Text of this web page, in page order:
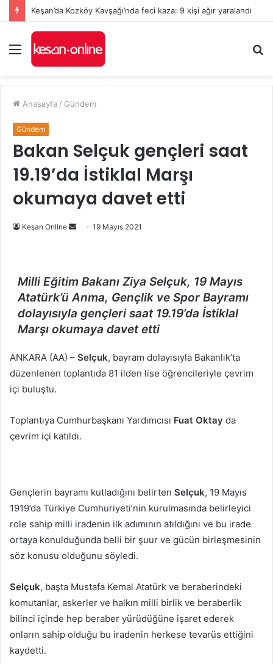
Keşan’da Kozköy Kavşağı’nda feci kaza: 9 kişi ağır yaralandı
Menü
...
Anasayfa / Gündem
Gündem
Bakan Selçuk gençleri saat
19.19’da İstiklal Marşı
okumaya davet etti
Keşan Online
Bir
19 Mayıs 2021
Milli Eğitim Bakanı Ziya Selçuk, 19 Mayıs
Atatürk’ü Anma, Gençlik ve Spor Bayramı
dolayısıyla gençleri saat 19.19’da İstiklal
Marşı okumaya davet etti
ANKARA (AA) – Selçuk, bayram dolayısıyla Bakanlık’ta
düzenlenen toplantıda 81 ilden lise öğrencileriyle çevrim
içi buluştu.
Toplantıya Cumhurbaşkanı Yardımcısı Fuat Oktay da
çevrim içi katıldı.
Gençlerin bayramı kutladığını belirten Selçuk, 19 Mayıs
1919’da Türkiye Cumhuriyeti’nin kurulmasında belirleyici
role sahip milli iradenin ilk adımının atıldığını ve bu irade
ortaya konulduğunda belli bir şuur ve gücün birleşmesinin
söz konusu olduğunu söyledi.
Selçuk, başta Mustafa Kemal Atatürk ve beraberindeki
komutanlar, askerler ve halkın milli birlik ve beraberlik
bilinci içinde hep beraber yürüdüğüne işaret ederek
onların sahip olduğu bu iradenin herkese tevarüs ettiğini
kaydetti.